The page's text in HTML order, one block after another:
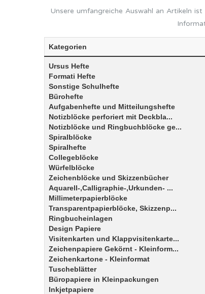
Unsere umfangreiche Auswahl an Artikeln ist
Kategorien
Ursus Hefte
Formati Hefte
Sonstige Schulhefte
Bürohefte
Aufgabenhefte und Mitteilungshefte
Notizblöcke perforiert mit Deckbla...
Notizblöcke und Ringbuchblöcke ge...
Spiralblöcke
Spiralhefte
Collegeblöcke
Würfelblöcke
Zeichenblöcke und Skizzenbücher
Aquarell-,Calligraphie-,Urkunden- ...
Millimeterpapierblöcke
Transparentpapierblöcke, Skizzenp...
Ringbucheinlagen
Design Papiere
Visitenkarten und Klappvisitenkarte...
Zeichenpapiere Gekörnt - Kleinform...
Zeichenkartone - Kleinformat
Tuscheblätter
Büropapiere in Kleinpackungen
Inkjetpapiere